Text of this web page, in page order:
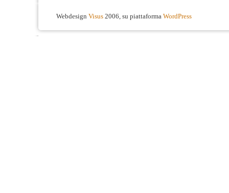
Webdesign Visus 2006, su piattaforma WordPress